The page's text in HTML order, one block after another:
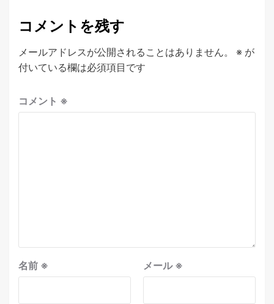
コメントを残す
メールアドレスが公開されることはありません。 ※ が
付いている欄は必須項目です
コメント ※
名前 ※ メール※